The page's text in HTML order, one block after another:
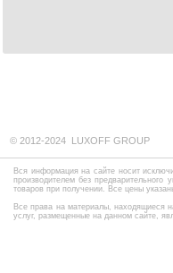
© 2012-2024 LUXOFF GROUP
Вся информация на сайте носит
производителем без
товаров при получении. Все цены
Все права на материалы, находящиеся
услуг, размещенные на данном сайте,